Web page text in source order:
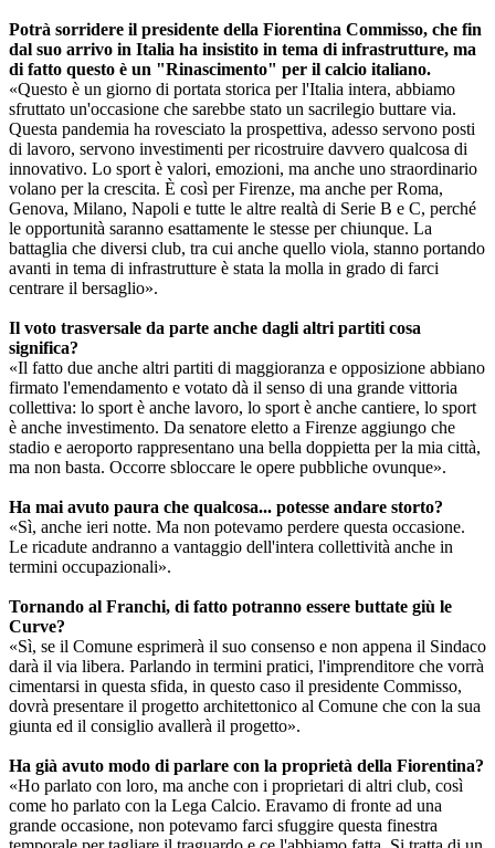
Potrà sorridere il presidente della Fiorentina Commisso, che fin
dal suo arrivo in Italia ha insistito in tema di infrastrutture, ma
di fatto questo è un "Rinascimento" per il calcio italiano.
«Questo è un giorno di portata storica per l'Italia intera, abbiamo
sfruttato un'occasione che sarebbe stato un sacrilegio buttare via.
Questa pandemia ha rovesciato la prospettiva, adesso servono posti
di lavoro, servono investimenti per ricostruire davvero qualcosa di
innovativo. Lo sport è valori, emozioni, ma anche uno straordinario
volano per la crescita. È così per Firenze, ma anche per Roma,
Genova, Milano, Napoli e tutte le altre realtà di Serie B e C, perché
le opportunità saranno esattamente le stesse per chiunque. La
battaglia che diversi club, tra cui anche quello viola, stanno portando
avanti in tema di infrastrutture è stata la molla in grado di farci
centrare il bersaglio».
Il voto trasversale da parte anche dagli altri partiti cosa
significa?
«Il fatto due anche altri partiti di maggioranza e opposizione abbiano
firmato l'emendamento e votato dà il senso di una grande vittoria
collettiva: lo sport è anche lavoro, lo sport è anche cantiere, lo sport
è anche investimento. Da senatore eletto a Firenze aggiungo che
stadio e aeroporto rappresentano una bella doppietta per la mia città,
ma non basta. Occorre sbloccare le opere pubbliche ovunque».
Ha mai avuto paura che qualcosa... potesse andare storto?
«Sì, anche ieri notte. Ma non potevamo perdere questa occasione.
Le ricadute andranno a vantaggio dell'intera collettività anche in
termini occupazionali».
Tornando al Franchi, di fatto potranno essere buttate giù le
Curve?
«Sì, se il Comune esprimerà il suo consenso e non appena il Sindaco
darà il via libera. Parlando in termini pratici, l'imprenditore che vorrà
cimentarsi in questa sfida, in questo caso il presidente Commisso,
dovrà presentare il progetto architettonico al Comune che con la sua
giunta ed il consiglio avallerà il progetto».
Ha già avuto modo di parlare con la proprietà della Fiorentina?
«Ho parlato con loro, ma anche con i proprietari di altri club, così
come ho parlato con la Lega Calcio. Eravamo di fronte ad una
grande occasione, non potevamo farci sfuggire questa finestra